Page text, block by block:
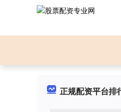
正规配资平台排